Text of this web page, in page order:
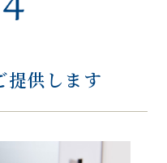
提供します